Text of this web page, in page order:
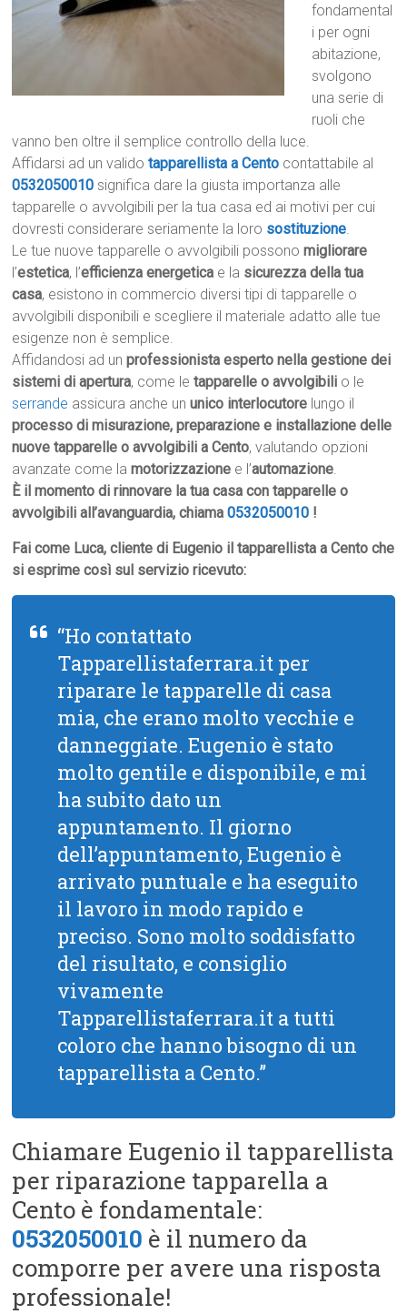
fondamental
i per ogni
abitazione,
svolgono
una serie di
ruoli che
vanno ben oltre il semplice controllo della luce.
Affidarsi ad un validotapparellista a Cento contattabile al
0532050010 significa dare la giusta importanza alle
tapparelle o avvolgibili per la tua casa ed ai motivi per cui
dovresti considerare seriamente la loro sostituzione.
Le tue nuove tapparelle o avvolgibili possonomigliorare
l’estetica, l’efficienza energetica e la sicurezza della tua
casa, esistono in commercio diversi tipi di tapparelle o
avvolgibili disponibili e scegliere il materiale adatto alle tue
esigenze non è semplice.
Affidandosi ad unprofessionista esperto nella gestione dei
sistemi di apertura, come letapparelle o avvolgibili o le
serrande assicura anche ununico interlocutore lungo il
processo di misurazione, preparazione e installazione delle
nuove tapparelle o avvolgibili a Cento, valutando opzioni
avanzate come lamotorizzazione e l’automazione.
È il momento di rinnovare la tua casa con tapparelle o
avvolgibili all’avanguardia, chiama0532050010 !
Fai come Luca, cliente di Eugenio il tapparellista a Cento che
si esprime così sul servizio ricevuto:
“Ho contattato
Tapparellistaferrara.it per
riparare le tapparelle di casa
mia, che erano molto vecchie e
danneggiate. Eugenio è stato
molto gentile e disponibile, e mi
ha subito dato un
appuntamento. Il giorno
dell’appuntamento, Eugenio è
arrivato puntuale e ha eseguito
il lavoro in modo rapido e
preciso. Sono molto soddisfatto
del risultato, e consiglio
vivamente
Tapparellistaferrara.it a tutti
coloro che hanno bisogno di un
tapparellista a Cento.”
Chiamare Eugenio il tapparellista
per riparazione tapparella a
Cento è fondamentale:
0532050010 è il numero da
comporre per avere una risposta
professionale!